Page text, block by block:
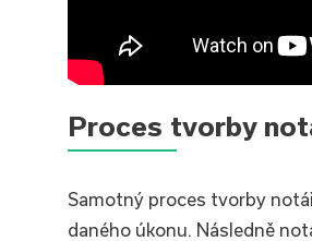
Proces tvorby
Samotný proces tvorby
daného úkonu. Následně